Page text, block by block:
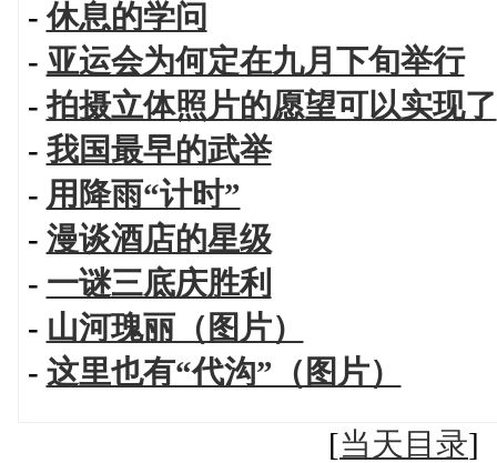
-休息的学问
- 亚运会为何定在九月下旬举行
-拍摄立体照片的愿望可以实现了
- 我国最早的武举
- 用降雨“计时”
- 漫谈酒店的星级
- 一谜三底庆胜利
- 山河瑰丽（图片）
- 这里也有“代沟”（图片）
[当天目录